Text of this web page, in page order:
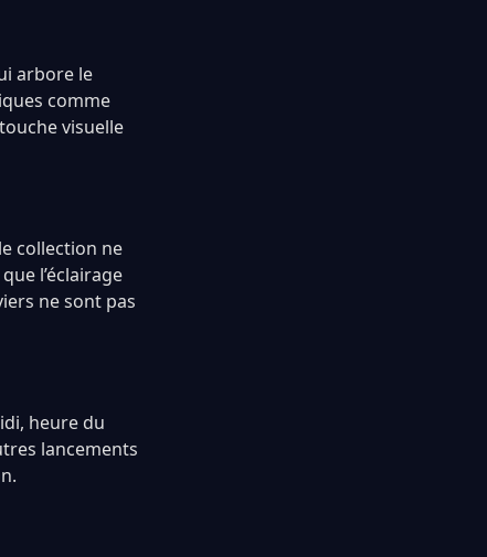
arbore le
comme
visuelle
collection ne
l’éclairage
ne sont pas
heure du
lancements